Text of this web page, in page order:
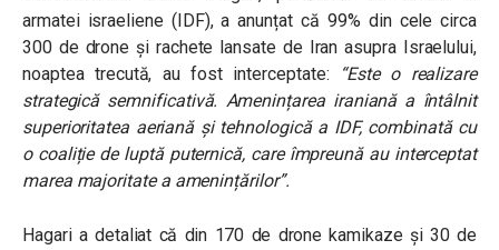
armatei israeliene (IDF), a anunțat că 99% din cele circa
300 de drone și rachete lansate de Iran asupra Israelului,
noaptea trecută, au fost interceptate:
“Este o realizare
strategică semnificativă. Amenințarea iraniană a întâlnit
superioritatea aeriană și tehnologică a IDF, combinată cu
o coaliție de luptă puternică, care împreună au interceptat
marea majoritate a amenințărilor”.
Hagari a detaliat că din 170 de drone kamikaze și 30 de